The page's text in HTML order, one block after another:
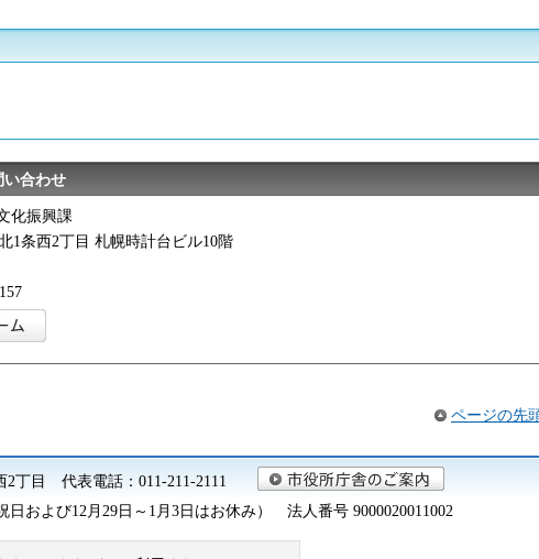
い合わせ
化振興課
1条西2丁目 札幌時計台ビル10階
ページの先
2丁目 代表電話：011-211-2111
日および12月29日～1月3日はお休み） 法人番号 9000020011002